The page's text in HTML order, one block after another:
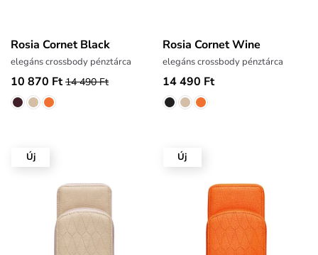
Rosia Cornet Black
elegáns crossbody pénztárca
10 870 Ft 14 490 Ft
Rosia Cornet Wine
elegáns crossbody pénztárca
14 490 Ft
Új Új